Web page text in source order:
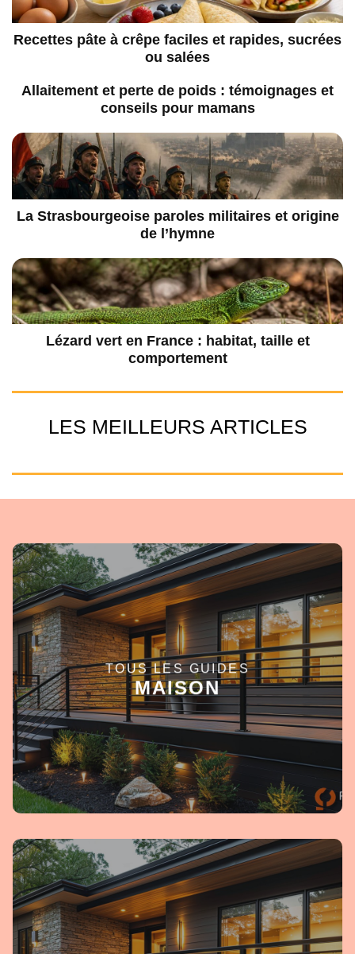
Recettes pâte à crêpe faciles et rapides, sucrées
ou salées
Allaitement et perte de poids : témoignages et
conseils pour mamans
La Strasbourgeoise paroles militaires et origine
de l’hymne
Lézard vert en France : habitat, taille et
comportement
LES MEILLEURS ARTICLES
TOUS LES GUIDES
MAISON
EN SAVOIR +